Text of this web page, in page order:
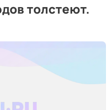
толстеют.